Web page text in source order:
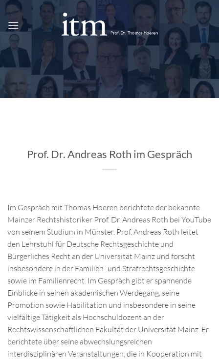
Zum
springen
Prof. Dr. Andreas Roth im Gespräch
Im Gespräch mit Thomas Hoeren berichtete der bekannte
Mainzer Rechtshistoriker Prof. Dr. Andreas Roth bei YouTube
von seinem Studium in Münster. Prof. Andreas Roth leitet
den Lehrstuhl für Deutsche Rechtsgeschichte und
Bürgerliches Recht an der Universität Mainz und forscht
insbesondere in der Familien- und Strafrechtsgeschichte
sowie im Familienrecht. Im Gespräch gibt er spannende
Einblicke in seinen akademischen Werdegang, seine
Promotion sowie Habilitation und insbesondere in seine
vielfältige Tätigkeit als Hochschuldozent an der
Rechtswissenschaftlichen Fakultät der Universität Mainz. Er
berichtete über seine abwechslungsreichen
interdisziplinären Veranstaltungen, die in Kooperation mit